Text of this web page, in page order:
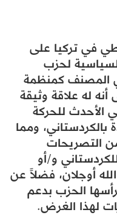
في تركيا على
لحزب
المصنف كمنظمة
له علاقة وثيقة
الأحدث للحركة
بالكردستاني، ومما
التصريحات
و/أو
أوجلان، فضلاً عن
الحزب بدعم
لهذا الغرض.